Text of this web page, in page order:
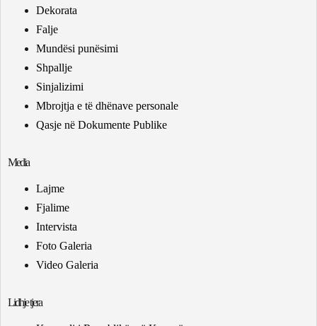
Dekorata
Falje
Mundësi punësimi
Shpallje
Sinjalizimi
Mbrojtja e të dhënave personale
Qasje në Dokumente Publike
Media
Lajme
Fjalime
Intervista
Foto Galeria
Video Galeria
Lidhje tjera